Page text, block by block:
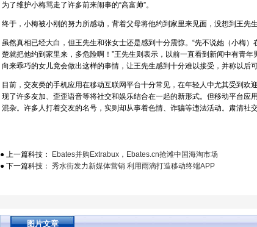
为了维护小梅骂走了许多前来闹事的“高富帅”。
终于，小梅被小刚的努力所感动，背着父母将他约到家里来见面，没想到王先
虽然真相已经大白，但王先生和张女士还是感到十分震惊。“先不说她（小梅
楚就把他约到家里来，多危险啊！”王先生则表示，以前一直看到新闻中有青
向来乖巧的女儿竟会做出这样的事情，让王先生感到十分难以接受，并称以后
目前，交友类的手机应用在移动互联网平台十分常见，在年轻人中尤其受到
现了许多友加、歪歪语音等将社交和娱乐结合在一起的新形式。但移动平台应
混杂。许多人打着交友的名号，实则却从事着色情、诈骗等违法活动。肃清社
● 上一篇科技：
Ebates并购Extrabux，Ebates.cn抢滩中国海淘市场
● 下一篇科技： 秀水街发力新媒体营销 利用雨滴打造移动终端APP
图片文章